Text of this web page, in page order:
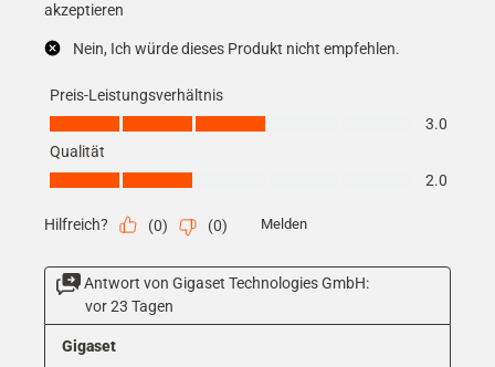
akzeptieren
Nein, Ich würde dieses Produkt nicht empfehlen.
Preis-Leistungsverhältnis
Preis-Leistungsverhältnis, 3.0 von 5
3.0
Qualität
Qualität, 2.0 von 5
2.0
Hilfreich? (0) (0) Melden
Antwort von Gigaset Technologies GmbH:
vor 23 Tagen
Gigaset